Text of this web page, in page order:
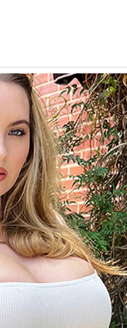
uma vez que a
o Uzbequistão,
de dois gols.
asiática, que precisa,
pelo menos